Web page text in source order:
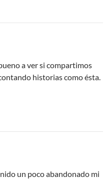
a ver si compartimos
historias como ésta.
un poco abandonado mi